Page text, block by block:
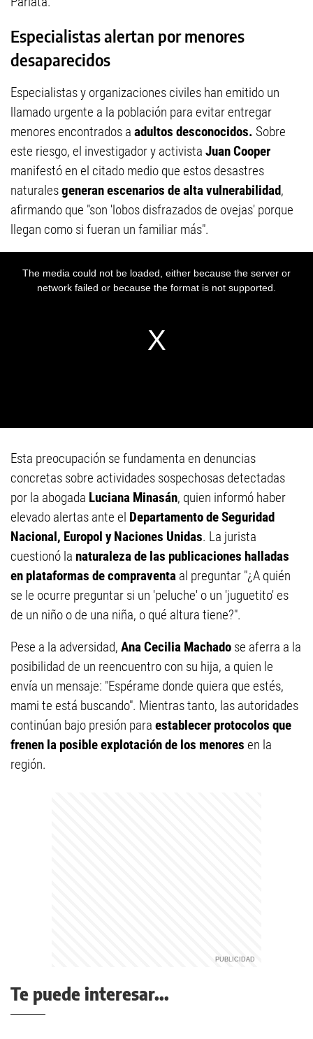
Especialistas alertan por menores
desaparecidos
Especialistas y organizaciones civiles han emitido un
llamado urgente a la población para evitar entregar
menores encontrados a adultos desconocidos. Sobre
este riesgo, el investigador y activista Juan Cooper
manifestó en el citado medio que estos desastres
naturalesgeneran escenarios de alta vulnerabilidad,
afirmando que "son 'lobos disfrazados de ovejas' porque
llegan como si fueran un familiar más".
Esta preocupación se fundamenta en denuncias
concretas sobre actividades sospechosas detectadas
por la abogada Luciana Minasán, quien informó haber
elevado alertas ante el Departamento de Seguridad
Nacional, Europol y Naciones Unidas. La jurista
cuestionó la naturaleza de las publicaciones halladas
en plataformas de compraventa al preguntar "¿A quién
se le ocurre preguntar si un 'peluche' o un 'juguetito' es
de un niño o de una niña, o qué altura tiene?".
Pese a la adversidad, Ana Cecilia Machado se aferra a la
posibilidad de un reencuentro con su hija, a quien le
envía un mensaje: "Espérame donde quiera que estés,
mami te está buscando". Mientras tanto, las autoridades
continúan bajo presión para establecer protocolos que
frenen la posible explotación de los menores en la
región.
Te puede interesar...